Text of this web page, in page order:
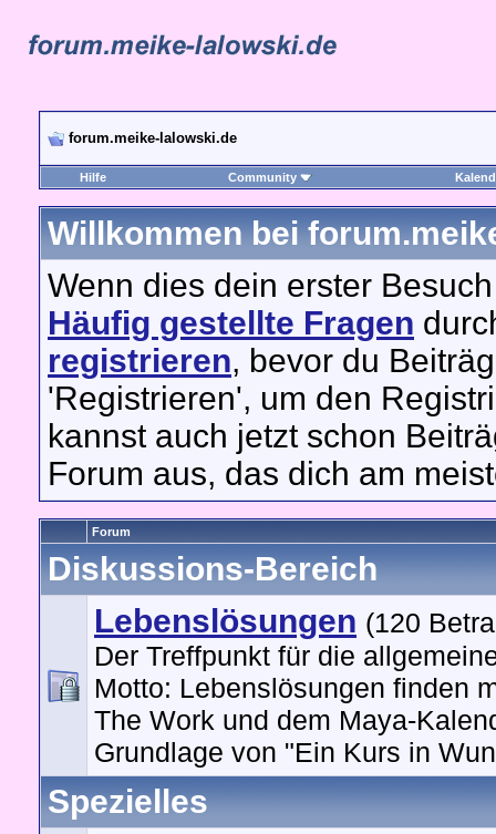
forum.meike-lalowski.de
Hilfe Community
Willkommen bei
Wenn dies dein erster
Häufig gestellte Fragen
registrieren, bevor du
'Registrieren', um den
kannst auch jetzt schon
Forum aus, das dich am
Forum
Diskussions-Bereich
Lebenslösungen (120
Der Treffpunkt für die
Motto: Lebenslösungen finden
The Work und dem Maya-
Grundlage von "Ein Kurs in
Spezielles